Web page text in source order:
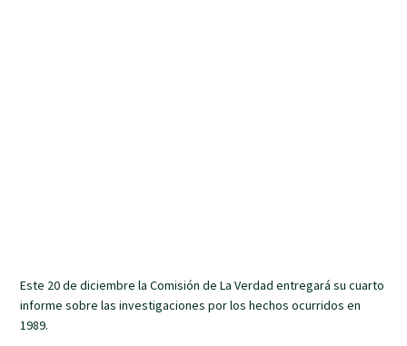
Este 20 de diciembre la Comisión de La Verdad entregará su cuarto
informe sobre las investigaciones por los hechos ocurridos en
1989.